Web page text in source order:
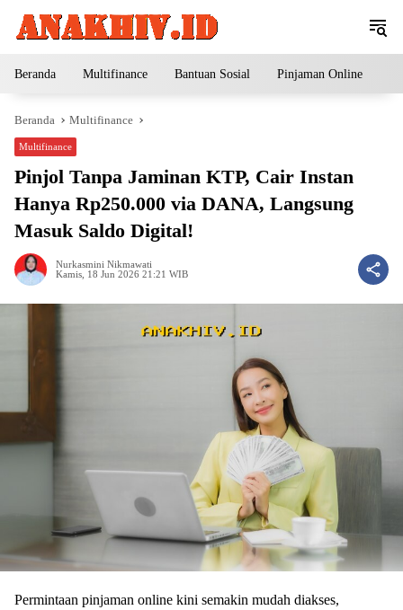
Beranda Multifinance Bantuan Sosial Pinjaman Online
Beranda Multifinance
Multifinance
Pinjol Tanpa Jaminan KTP, Cair Instan
Hanya Rp250.000 via DANA, Langsung
Masuk Saldo Digital!
Nurkasmini Nikmawati
Kamis, 18 Jun 2026 21:21 WIB
Permintaan pinjaman online kini semakin mudah diakses,